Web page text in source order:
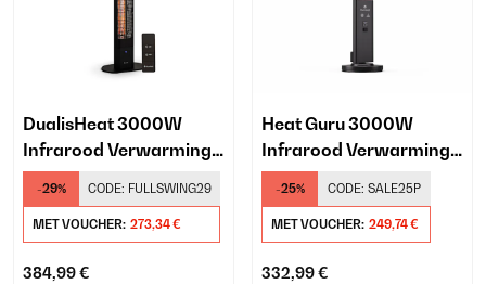
DualisHeat 3000W
Infrarood Verwarming
Vrijstaand​ Zwart
-29% CODE: FULLSWING29
MET VOUCHER: 273,34 €
384,99 €
Heat Guru 3000W
Infrarood Verwarming
Vrijstaand​ Zwart
-25% CODE: SALE25P
MET VOUCHER: 249,74 €
332,99 €